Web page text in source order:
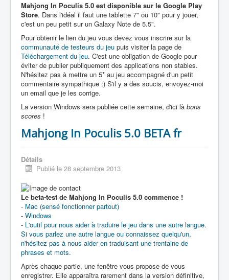
Mahjong In Poculis 5.0 est disponible sur le Google Play
Store. Dans l'idéal il faut une tablette 7" ou 10" pour y jouer,
c'est un peu petit sur un Galaxy Note de 5.5".
Pour obtenir le lien du jeu vous devez vous inscrire sur la
communauté de testeurs du jeu puis visiter la page de
Téléchargement du jeu. C'est une obligation de Google pour
éviter de publier publiquement des applications non stables.
N'hésitez pas à mettre un 5* au jeu accompagné d'un petit
commentaire sympathique :) S'il y a des soucis, envoyez-moi
un email que je les corrige.
La version Windows sera publiée cette semaine, d'ici là bons
scores !
Mahjong In Poculis 5.0 BETA fr
Détails
Publié le 28 septembre 2013
Le beta-test de Mahjong In Poculis 5.0 commence !
- Mac (sensé fonctionner partout)
- Windows
- L'outil pour nous aider à traduire le jeu dans une autre langue.
Si vous parlez une autre langue ou connaissez quelqu'un,
n'hésitez pas à nous aider en traduisant une trentaine de
phrases et mots.
Après chaque partie, une fenêtre vous propose de vous
enregistrer. Elle apparaîtra rarement dans la version définitive,